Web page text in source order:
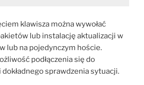
klawisza można wywołać
lub instalację aktualizacji w
lub na pojedynczym hoście.
podłączenia się do
sprawdzenia sytuacji.